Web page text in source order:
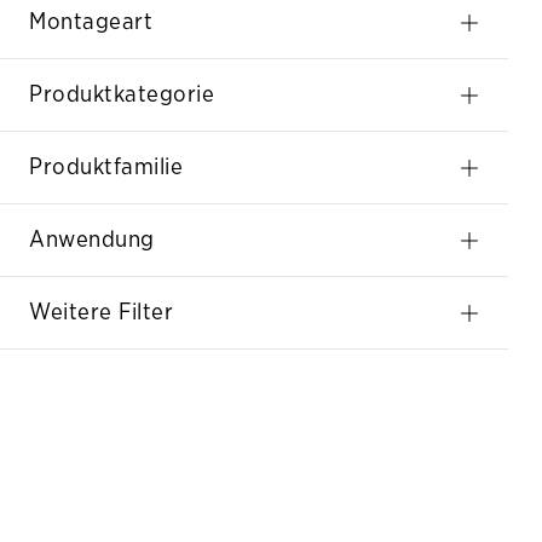
Montageart
Produktkategorie
Produktfamilie
Anwendung
Weitere Filter